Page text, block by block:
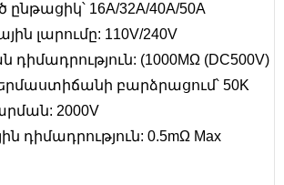
16A/32A/40A/50A
լարումը: 110V/240V
դիմադրություն: (1000MΩ (DC500V)
բարձրացում՝ 50K
2000V
դիմադրություն: 0.5mΩ Max